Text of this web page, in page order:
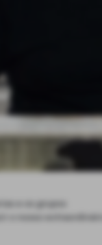
e os grupos
o nosso extraordinário